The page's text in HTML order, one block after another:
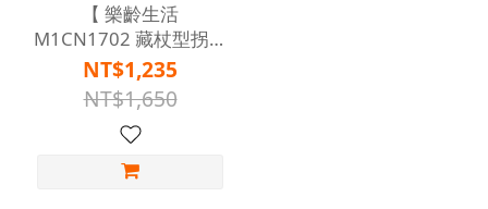
【 樂齡生活
M1CN1702 藏杖型拐杖
NT$1,235
NT$1,650